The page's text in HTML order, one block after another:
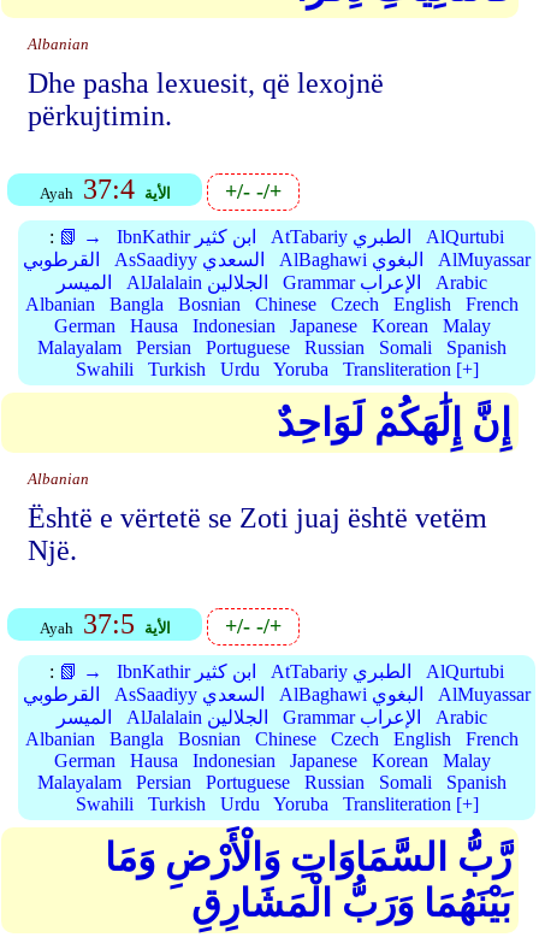
Albanian
Dhe pasha lexuesit, që lexojnë
përkujtimin.
Ayah 37:4 الأية +/--/+
: 📗 → IbnKathir ابن كثير AtTabariy الطبري
AlQurtubi
القرطوبي
AsSaadiyy السعدي AlBaghawi البغوي
AlMuyassar
الميسر
AlJalalain الجلالين Grammar الإعراب
Arabic
Albanian
Bangla Bosnian Chinese Czech English
French
German
Hausa Indonesian Japanese Korean
Malay
Malayalam
Persian Portuguese Russian Somali
Spanish
Swahili
Turkish Urdu Yoruba Transliteration [+]
إِنَّ إِلَٰهَكُمْ لَوَاحِدٌ
Albanian
Është e vërtetë se Zoti juaj është vetëm
Një.
Ayah 37:5 الأية +/--/+
: 📗 → IbnKathir ابن كثير AtTabariy الطبري
AlQurtubi
القرطوبي
AsSaadiyy السعدي AlBaghawi البغوي
AlMuyassar
الميسر
AlJalalain الجلالين Grammar الإعراب
Arabic
Albanian
Bangla Bosnian Chinese Czech English
French
German
Hausa Indonesian Japanese Korean
Malay
Malayalam
Persian Portuguese Russian Somali
Spanish
Swahili
Turkish Urdu Yoruba Transliteration [+]
رَّبُّ السَّمَاوَاتِ وَالْأَرْضِ وَمَا
بَيْنَهُمَا وَرَبُّ الْمَشَارِقِ